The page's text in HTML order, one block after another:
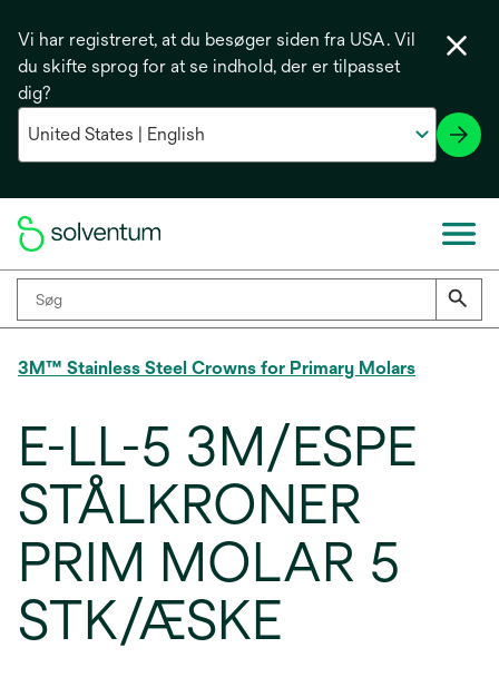
Vi har registreret, at du besøger siden fra USA. Vil
du skifte sprog for at se indhold, der er tilpasset
dig?
3M™ Stainless Steel Crowns for Primary Molars
E-LL-5 3M/ESPE
STÅLKRONER
PRIM MOLAR 5
STK/ÆSKE